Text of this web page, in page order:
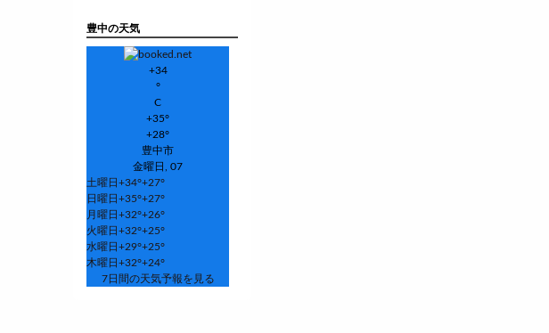
豊中の天気
+34
°
C
+35°
+28°
豊中市
金曜日, 07
土曜日 +34°+27°
日曜日 +35°+27°
月曜日 +32°+26°
火曜日 +32°+25°
水曜日 +29°+25°
木曜日 +32°+24°
7日間の天気予報を見る